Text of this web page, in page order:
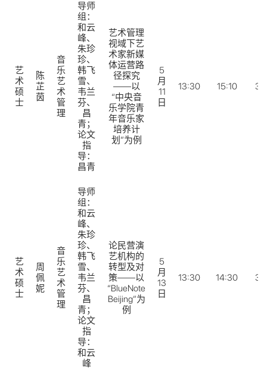
艺
术
硕
士
陈
芷
茵
音
乐
艺
术
管
理
导师
组：
和云
峰、
朱珍
珍、
韩飞
雪、
韦兰
芬、
昌
青；
论文
指
导：
昌青
艺术管理
视域下艺
术家新媒
体运营路
径探究
——以
“中央音
乐学院青
年音乐家
培养计
划”为例
5
月
11
日
13:30 15:10
艺
术
硕
士
周
佩
妮
音
乐
艺
术
管
理
导师
组：
和云
峰、
朱珍
珍、
韩飞
雪、
韦兰
芬、
昌
青；
论文
指
导：
和云
峰
论民营演
艺机构的
转型及对
策——以
“BlueNote
Beijing”为
例
5
月
13
日
13:30 14:30